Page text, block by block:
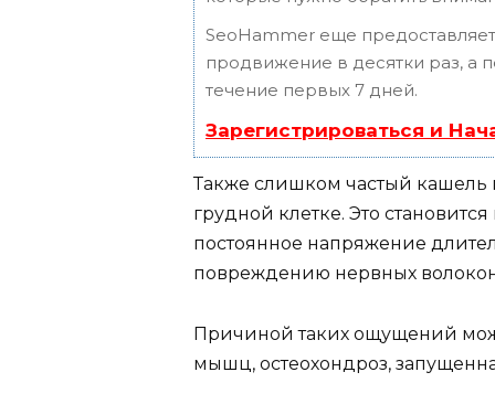
SeoHammer еще
продвижение в десятки раз, а
течение первых 7 дней.
Зарегистрироваться и
Также слишком частый кашель
грудной клетке. Это
постоянное напряжение
повреждению нервных
Причиной таких ощущений
мышц, остеохондроз,